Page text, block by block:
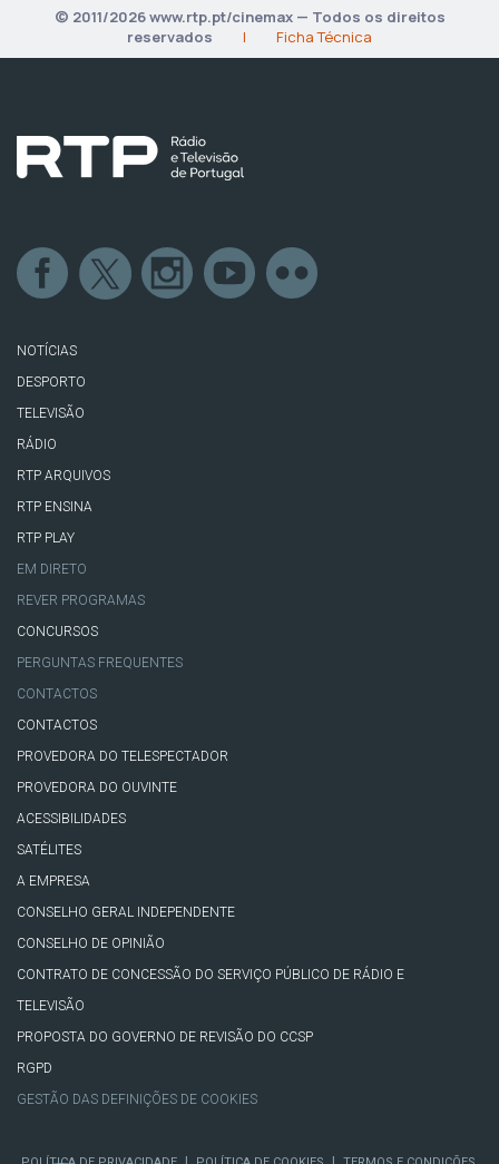
© 2011/2026 www.rtp.pt/cinemax — Todos os direitos
reservados
| Ficha Técnica
NOTÍCIAS
DESPORTO
TELEVISÃO
RÁDIO
RTP ARQUIVOS
RTP ENSINA
RTP PLAY
EM DIRETO
REVER PROGRAMAS
CONCURSOS
PERGUNTAS FREQUENTES
CONTACTOS
CONTACTOS
PROVEDORA DO TELESPECTADOR
PROVEDORA DO OUVINTE
ACESSIBILIDADES
SATÉLITES
A EMPRESA
CONSELHO GERAL INDEPENDENTE
CONSELHO DE OPINIÃO
CONTRATO DE CONCESSÃO DO SERVIÇO PÚBLICO DE RÁDIO E
TELEVISÃO
PROPOSTA DO GOVERNO DE REVISÃO DO CCSP
RGPD
GESTÃO DAS DEFINIÇÕES DE COOKIES